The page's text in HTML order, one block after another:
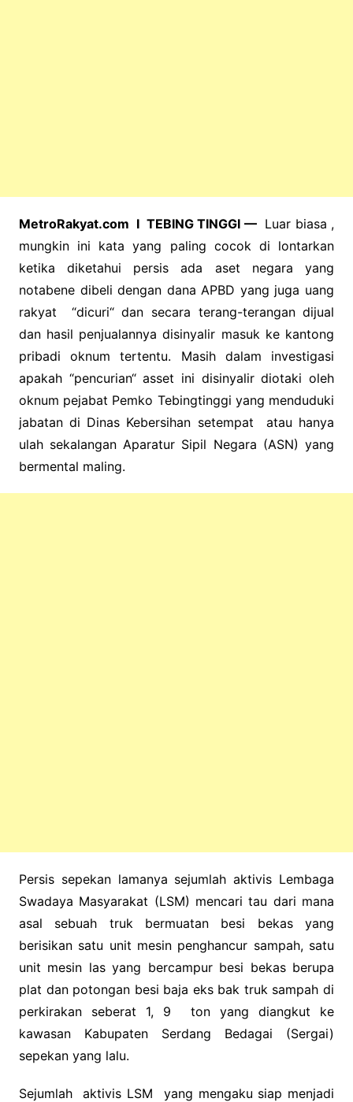
MetroRakyat.com I TEBING TINGGI — Luar biasa ,
mungkin ini kata yang paling cocok di lontarkan
ketika diketahui persis ada aset negara yang
notabene dibeli dengan dana APBD yang juga uang
rakyat “dicuri“ dan secara terang-terangan dijual
dan hasil penjualannya disinyalir masuk ke kantong
pribadi oknum tertentu. Masih dalam investigasi
apakah “pencurian“ asset ini disinyalir diotaki oleh
oknum pejabat Pemko Tebingtinggi yang menduduki
jabatan di Dinas Kebersihan setempat atau hanya
ulah sekalangan Aparatur Sipil Negara (ASN) yang
bermental maling.
Persis sepekan lamanya sejumlah aktivis Lembaga
Swadaya Masyarakat (LSM) mencari tau dari mana
asal sebuah truk bermuatan besi bekas yang
berisikan satu unit mesin penghancur sampah, satu
unit mesin las yang bercampur besi bekas berupa
plat dan potongan besi baja eks bak truk sampah di
perkirakan seberat 1, 9 ton yang diangkut ke
kawasan Kabupaten Serdang Bedagai (Sergai)
sepekan yang lalu.
Sejumlah aktivis LSM yang mengaku siap menjadi